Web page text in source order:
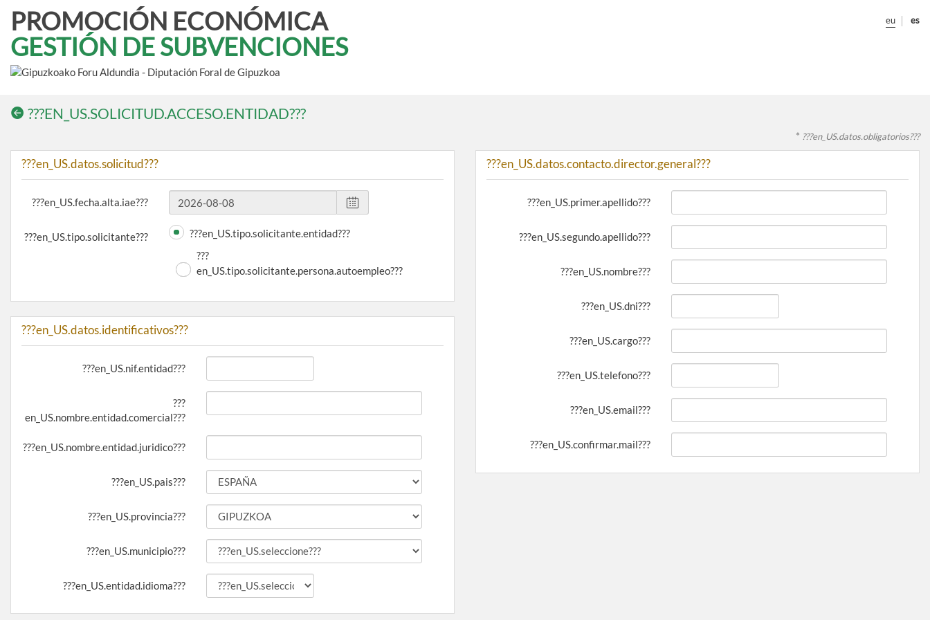
PROMOCIÓN ECONÓMICA
GESTIÓN DE SUBVENCIONES
eu es
???EN_US.SOLICITUD.ACCESO.ENTIDAD???
* ???en_US.datos.obligatorios???
???en_US.datos.solicitud???
???en_US.fecha.alta.iae???
???en_US.tipo.solicitante???
???en_US.tipo.solicitante.entidad???
???
en_US.tipo.solicitante.persona.autoempleo???
???en_US.datos.identificativos???
???en_US.nif.entidad???
???
en_US.nombre.entidad.comercial???
???en_US.nombre.entidad.juridico???
???en_US.pais???
???en_US.provincia???
???en_US.municipio???
???en_US.entidad.idioma???
???en_US.datos.contacto.director.general???
???en_US.primer.apellido???
???en_US.segundo.apellido???
???en_US.nombre???
???en_US.dni???
???en_US.cargo???
???en_US.telefono???
???en_US.email???
???en_US.confirmar.mail???